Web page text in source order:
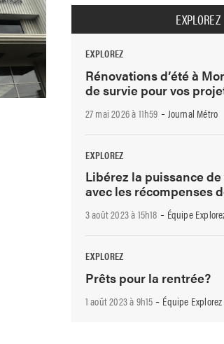
EXPLOREZ
EXPLOREZ
Rénovations d’été à
de survie pour vos
27 mai 2026 à 11h59 - Journal Métro
EXPLOREZ
Libérez la puissance
avec les récompenses
3 août 2023 à 15h18 - Équipe
EXPLOREZ
Prêts pour la rentrée?
1 août 2023 à 9h15 - Équipe Explorez